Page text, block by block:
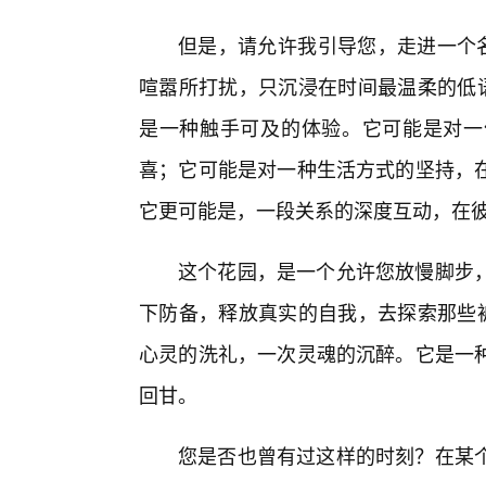
但是，请允许我引导您，走进一个
喧嚣所打扰，只沉浸在时间最温柔的
是一种触手可及的体验。它可能是对
喜；它可能是对一种生活方式的坚持
它更可能是，一段关系的深度互动，在
这个花园，是一个允许您放慢脚步
下防备，释放真实的自我，去探索那
心灵的洗礼，一次灵魂的沉醉。它是
回甘。
您是否也曾有过这样的时刻？在某